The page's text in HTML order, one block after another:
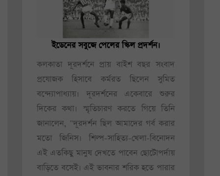
ইডেনের সবুজে পেলের স্কিল প্রদর্শন।
কলকাতা দূরদর্শনে প্রায় বাইশ বছর সংবাদ
প্রযোজক হিসাবে কর্মরত ছিলেন সুমিত
বন্দ্যোপাধ্যায়। দূরদর্শনের একেবারে শুরুর
দিকের কথা। স্মৃতিচারণ করতে গিয়ে তিনি
জানালেন, "দূরদর্শন ছিল আমাদের গর্ব করার
মতো জিনিস। শিল্প-সাহিত্য-খেলা-বিনোদন
এই এতকিছু মানুষ দেখতে পাবেন ছোটোপর্দায়
বাড়িতে বসেই। এই ভাবনার শরিক হতে পারার